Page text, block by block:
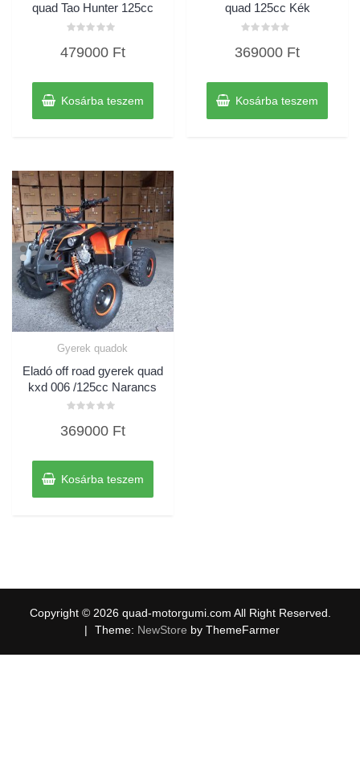
quad Tao Hunter 125cc
0
479000 Ft
Kosárba teszem
quad 125cc Kék
0
369000 Ft
Kosárba teszem
Gyerek quadok
Eladó off road gyerek quad
kxd 006 /125cc Narancs
0
369000 Ft
Kosárba teszem
Copyright © 2026 quad-motorgumi.com All Right Reserved.
|
Theme: NewStore by ThemeFarmer